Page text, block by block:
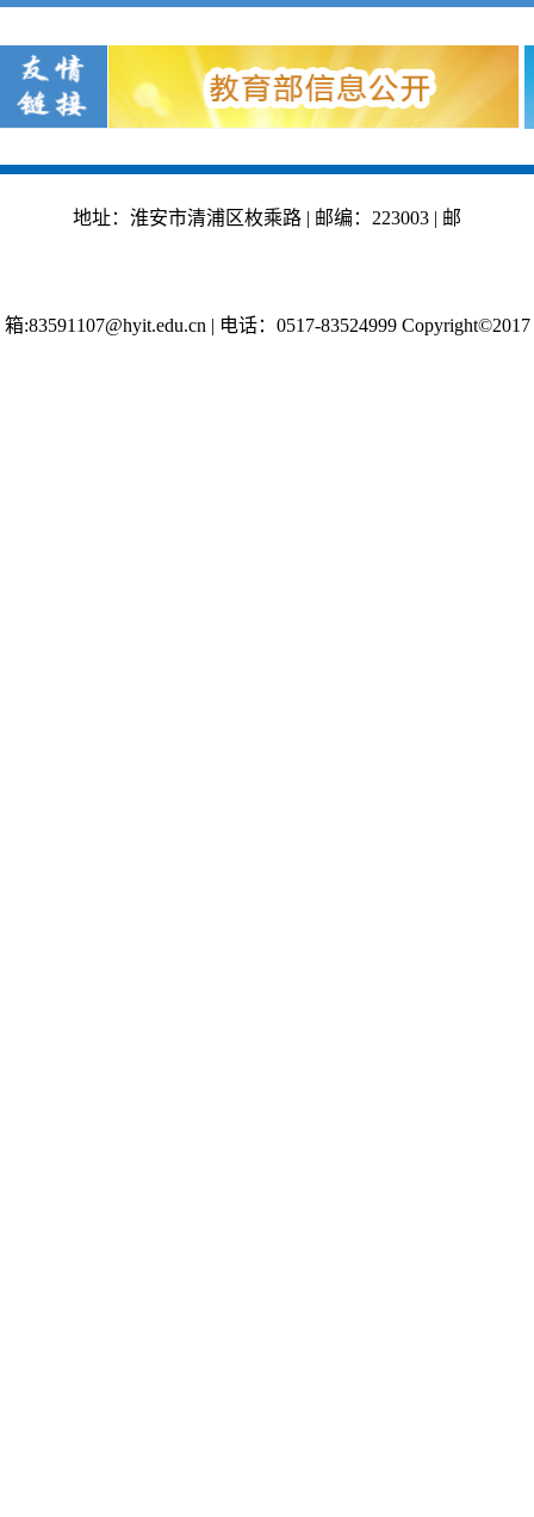
地址：淮安市清浦区枚乘路 | 邮编：223003 | 邮
箱:83591107@hyit.edu.cn | 电话：0517-83524999 Copyright©2017